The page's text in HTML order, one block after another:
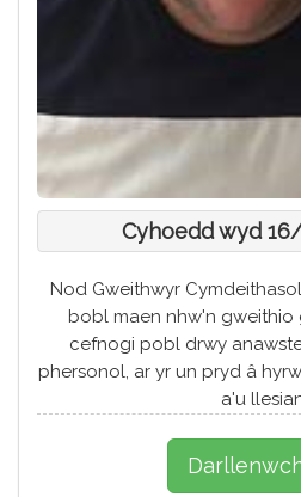
Cyhoedd wyd
Nod Gweithwyr
bobl maen nhw'n gweithio
cefnogi pobl drwy
phersonol, ar yr un pryd â
a'u